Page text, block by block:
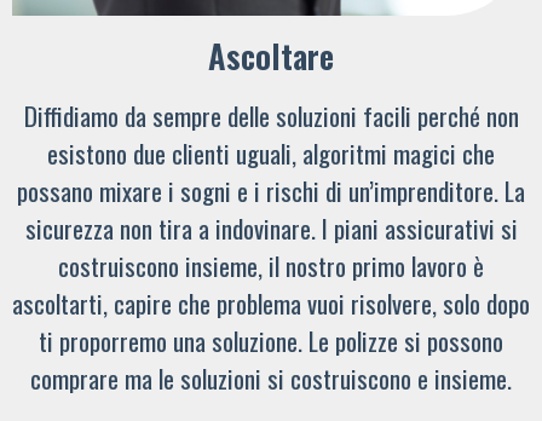
Ascoltare
Diffidiamo da sempre delle soluzioni facili perché non
esistono due clienti uguali, algoritmi magici che
possano mixare i sogni e i rischi di un’imprenditore. La
sicurezza non tira a indovinare. I piani assicurativi si
costruiscono insieme, il nostro primo lavoro è
ascoltarti, capire che problema vuoi risolvere, solo dopo
ti proporremo una soluzione. Le polizze si possono
comprare ma le soluzioni si costruiscono e insieme.